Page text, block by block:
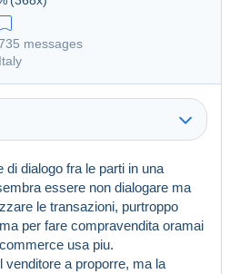
messages
Italy
dialogo fra le parti in una
essere non dialogare ma
le transazioni, purtroppo
per fare compravendita oramai
usa piu.
venditore a proporre, ma la